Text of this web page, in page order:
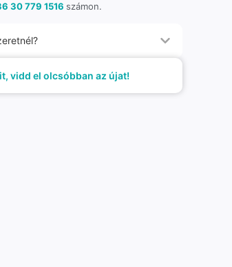
30 779 1516 számon.
vidd el olcsóbban az újat!